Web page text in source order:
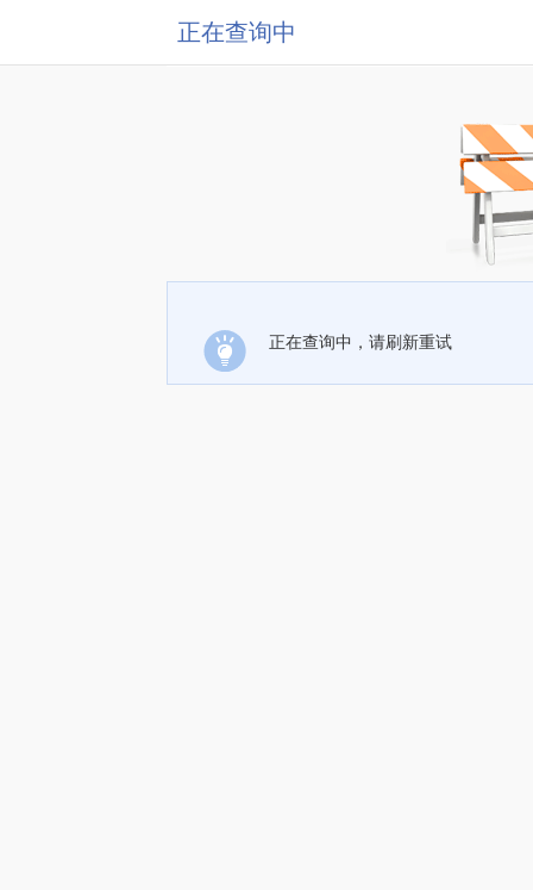
正在查询中
正在查询中，请刷新重试